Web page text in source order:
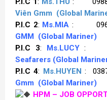
Viên Gmm (Global
P.I.C 2: Ms.MIA : 0968
GMM (Global Mariner)
P.I.C 3: Ms.LUCY :
Seafarers (Global
P.I.C 4: Ms.HUYEN :
Gmm (Global Mariner)
HPM – JOB